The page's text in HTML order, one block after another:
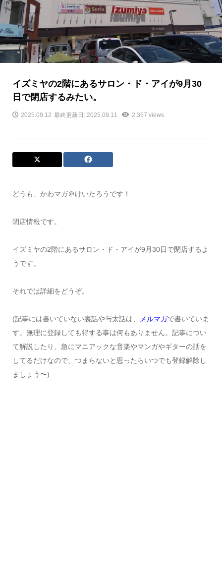
イズミヤの2階にあるサロン・ド・アイが9月30
日で閉店するみたい。
2025.09.12 最終更新日: 2025.09.11 2,357 views
どうも、かわマガ＠けいたろうです！
閉店情報です。
イズミヤの2階にあるサロン・ド・アイが9月30日で閉店するよ
うです。
それでは詳細をどうぞ。
(記事には書いていない裏話や与太話は、 メルマガで書いていま
す。無理に登録しても得する事は何もありません。記事につい
て解説したり、急にマニアックな音楽やマンガやギターの話を
してるだけなので、つまらないと思ったらいつでも登録解除し
ましょう〜)